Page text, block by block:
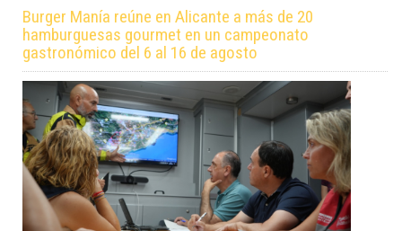
Burger Manía reúne en Alicante a más de 20
hamburguesas gourmet en un campeonato
gastronómico del 6 al 16 de agosto